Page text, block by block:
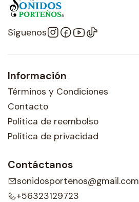
Síguenos
Información
Términos y Condiciones
Contacto
Política de reembolso
Política de privacidad
Contáctanos
sonidosportenos@gmail.com
+56323129723